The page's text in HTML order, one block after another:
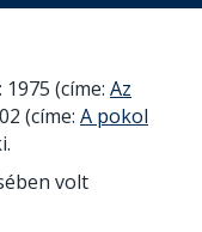
(címe: Az
(címe: A pokol
volt